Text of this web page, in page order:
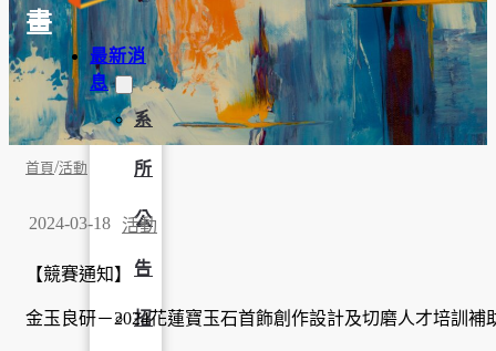
最新消
息
系
所
公
告
招
畫
首頁/活動
2024-03-18 活動
【競賽通知】
金玉良研－2024花蓮寶玉石首飾創作設計及切磨人才培訓補